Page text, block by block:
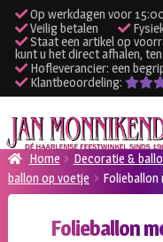
Op werkdagen voor
Veilig betalen
Staat een artikel op
kunt u het direct afhalen,
Hofleverancier: een
Klantbeoordeling:
Ga
door
naar
navigatie
Ga
naar
de
inhoudVerhuur kleding
Verhuur
Home Decoratie &
ballon op voetje
Folieballon
Folieballon